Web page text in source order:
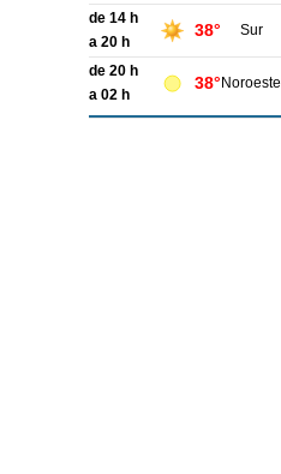
de 14 h
a 20 h
38° Sur
de 20 h
a 02 h
38° Noroeste